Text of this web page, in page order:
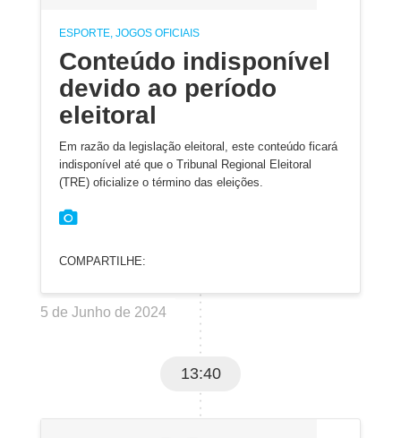
ESPORTE, JOGOS OFICIAIS
Conteúdo indisponível
devido ao período
eleitoral
Em razão da legislação eleitoral, este conteúdo ficará
indisponível até que o Tribunal Regional Eleitoral
(TRE) oficialize o término das eleições.
COMPARTILHE:
5 de Junho de 2024
13:40